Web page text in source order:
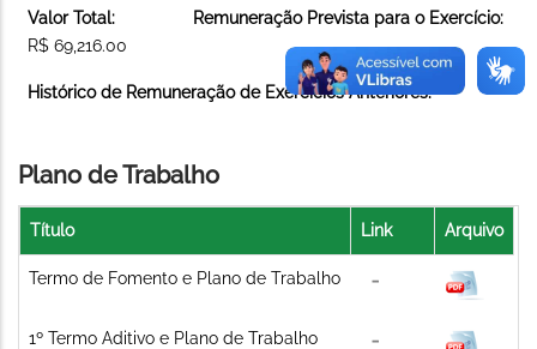
Valor Total:
R$ 69,216.00
Remuneração Prevista para o Exercício:
Histórico de Remuneração de Exercícios Anteriores:
Plano de Trabalho
Título Link Arquivo
Termo de Fomento e Plano de Trabalho
1º Termo Aditivo e Plano de Trabalho